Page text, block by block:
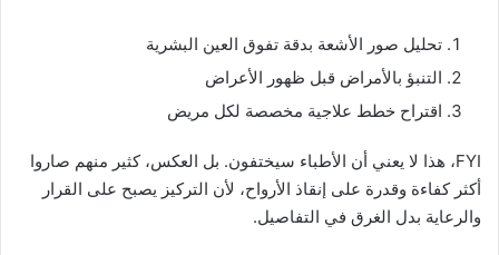
تحليل صور الأشعة بدقة تفوق العين البشرية
التنبؤ بالأمراض قبل ظهور الأعراض
اقتراح خطط علاجية مخصصة لكل مريض
FYI، هذا لا يعني أن الأطباء سيختفون. بل العكس، كثير منهم صاروا
أكثر كفاءة وقدرة على إنقاذ الأرواح، لأن التركيز يصبح على القرار
والرعاية بدل الغرق في التفاصيل.